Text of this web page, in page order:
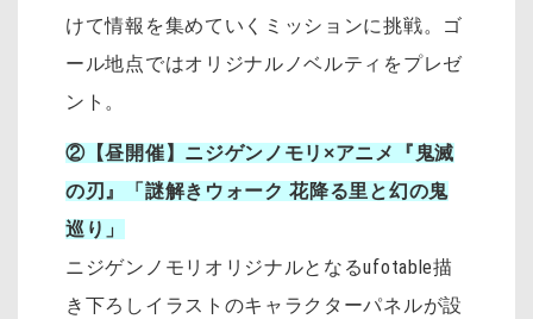
けて情報を集めていくミッションに挑戦。ゴ
ール地点ではオリジナルノベルティをプレゼ
ント。
②【昼開催】ニジゲンノモリ×アニメ『鬼滅
の刃』「謎解きウォーク 花降る里と幻の鬼
巡り」
ニジゲンノモリオリジナルとなるufotable描
き下ろしイラストのキャラクターパネルが設